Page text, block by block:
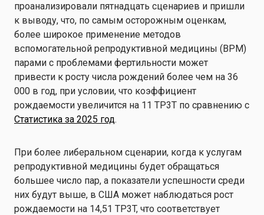
проанализировали пятнадцать сценариев и пришли
к выводу, что, по самым осторожным оценкам,
более широкое применение методов
вспомогательной репродуктивной медицины (ВРМ)
парами с проблемами фертильности может
привести к росту числа рождений более чем на 36
000 в год, при условии, что коэффициент
рождаемости увеличится на 11 TP3T по сравнению с
Статистика за 2025 год.
При более либеральном сценарии, когда к услугам
репродуктивной медицины будет обращаться
большее число пар, а показатели успешности среди
них будут выше, в США может наблюдаться рост
рождаемости на 14,51 TP3T, что соответствует